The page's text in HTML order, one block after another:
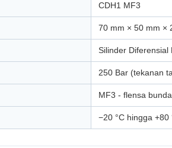
CDH1 MF3
70 mm × 50 mm ×
Silinder Diferensial
250 Bar (tekanan
MF3 - flensa
−20 °C hingga +80